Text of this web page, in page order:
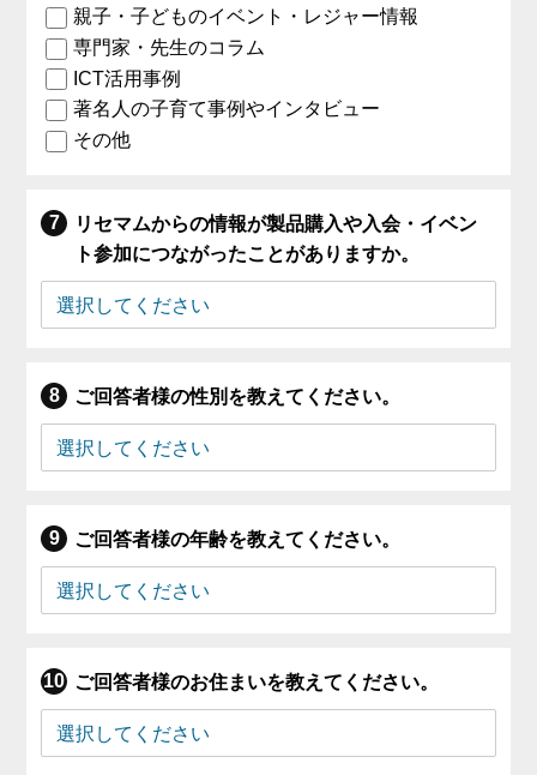
親子・子どものイベント・レジャー情報
専門家・先生のコラム
ICT活用事例
著名人の子育て事例やインタビュー
その他
リセマムからの情報が製品購入や入会・イベン
ト参加につながったことがありますか。
ご回答者様の性別を教えてください。
ご回答者様の年齢を教えてください。
ご回答者様のお住まいを教えてください。